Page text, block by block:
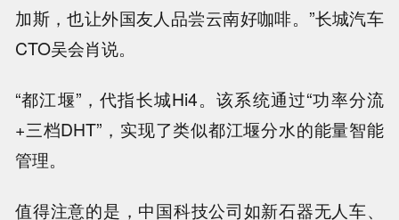
加斯，也让外国友人品尝云南好咖啡。”长城汽车
CTO吴会肖说。
“都江堰”，代指长城Hi4。该系统通过“功率分流
+三档DHT”，实现了类似都江堰分水的能量智能
管理。
值得注意的是，中国科技公司如新石器无人车、